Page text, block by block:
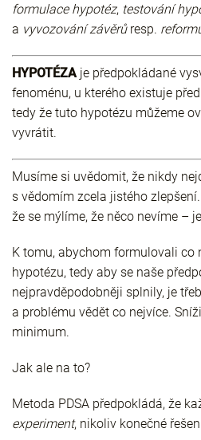
formulace hypotéz, testování
a vyvozování závěrů resp.
HYPOTÉZA je předpokládané
fenoménu, u kterého existuje
tedy že tuto hypotézu můžeme
vyvrátit.
Musíme si uvědomit, že nikdy
s vědomím zcela jistého
že se mýlíme, že něco nevíme –
K tomu, abychom formulovali co
hypotézu, tedy aby se naše
nejpravděpodobněji splnily, je
a problému vědět co nejvíce.
minimum.
Jak ale na to?
Metoda PDSA předpokládá, že
experiment, nikoliv konečné